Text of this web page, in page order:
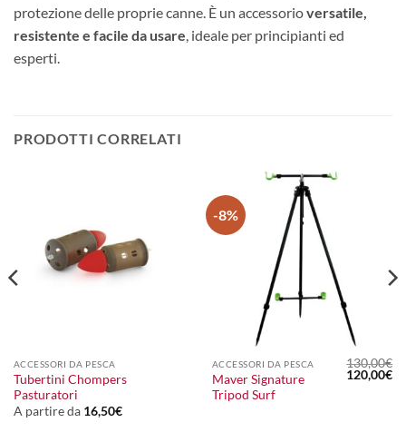
protezione delle proprie canne. È un accessorioversatile,
resistente e facile da usare, ideale per principianti ed
esperti.
PRODOTTI CORRELATI
ACCESSORI DA PESCA
Tubertini Chompers
Pasturatori
A partire da 16,50€
-8%
ACCESSORI DA PESCA
Maver Signature
Tripod Surf
130,00€
Il
prezzo
120,00€Il